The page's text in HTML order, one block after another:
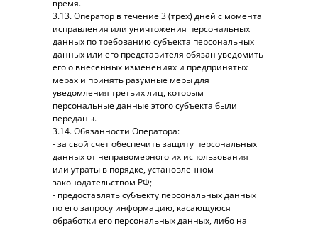
время.
3.13. Оператор в течение 3 (трех) дней с момента
исправления или уничтожения персональных
данных по требованию субъекта персональных
данных или его представителя обязан уведомить
его о внесенных изменениях и предпринятых
мерах и принять разумные меры для
уведомления третьих лиц, которым
персональные данные этого субъекта были
переданы.
3.14. Обязанности Оператора:
- за свой счет обеспечить защиту персональных
данных от неправомерного их использования
или утраты в порядке, установленном
законодательством РФ;
- предоставлять субъекту персональных данных
по его запросу информацию, касающуюся
обработки его персональных данных, либо на